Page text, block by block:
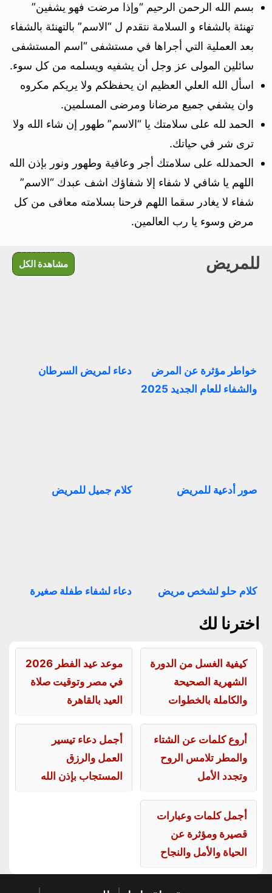
بسم الله الرحمن الرحيم “وإذا مرضت فهو يشفين”
تهنئة بالشفاء و السلامة نتقدم ل “الاسم” بالتهنئة بالشفاء
بعد العملية التي أجراها في مستشفى “اسم المستشفى
سائلين المولى عز وجل أن يشفيه ويسلمه من كل سوء.
اسأل الله العلي العظيم ان يحفظكم ولا يريكم مكروه
وان يشفي جميع مرضانا ومرضى المسلمين.
الحمد لله على سلامتك يا “الاسم” طهور إن شاء الله ولا
ترى شر في حياتك.
الحمدلله على سلامتك أجر وعافية وطهور ونور بإذن الله
اللهم يا شافي لا شفاء إلا شفاؤك اشف عبدك “الاسم”
شفاء لا يغادر سقما اللهم فرحنا بسلامته معافى من كل
مرض وسوء يا رب العالمين.
للمريض مشاهدة الكل
خواطر مؤثرة عن المرض
والشفاء للعام الجديد 2025
دعاء لمريض السرطان
صور أدعية للمريض كلام جميل للمريض
كلام حلو لشخص مريض دعاء لشفاء طفلة صغيرة
اخترنا لك
كيفية الغسل من الدورة
الشهرية الصحيحة
والكاملة بالخطوات
موعد عيد الفطر 2026
في مصر وتوقيت صلاة
العيد بالقاهرة
أروع كلمات عن الشتاء
والمطر تلامس الروح
وتجدد الأمل
أجمل دعاء تيسير
العمل والرزق
المستجاب بإذن الله
أجمل كلمات وعبارات
قصيرة ومؤثرة عن
الحياة والأمل والنجاح